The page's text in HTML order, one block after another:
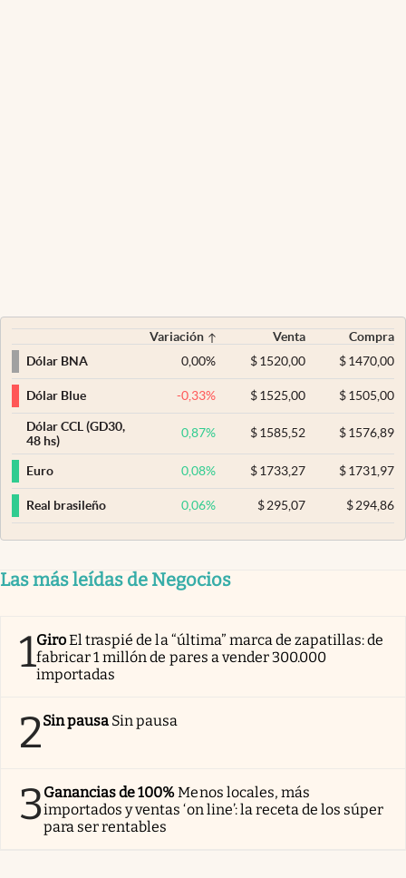
Variación Venta
Compra
Dólar BNA
0,00% $ 1520,00 $1470,00
Dólar Blue -0,33% $ 1525,00 $1505,00
Dólar CCL (GD30,
48 hs)
0,87% $ 1585,52 $1576,89
Euro 0,08% $ 1733,27 $1731,97
Real brasileño 0,06% $ 295,07 $294,86
Las más leídas de Negocios
1GiroEl traspié de la “última” marca de zapatillas: de
fabricar 1 millón de pares a vender 300.000
importadas
2Sin pausa Sin pausa
3Ganancias de 100%Menos locales, más
importados y ventas ‘on line’: la receta de los súper
para ser rentables